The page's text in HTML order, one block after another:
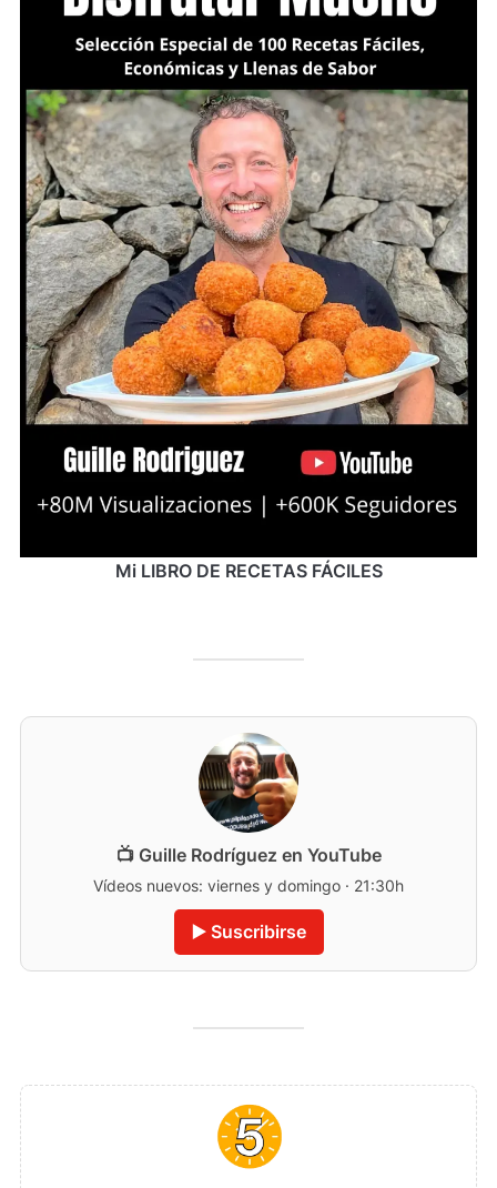
Mi LIBRO DE RECETAS FÁCILES
📺 Guille Rodríguez en YouTube
Vídeos nuevos: viernes y domingo · 21:30h
▶️ Suscribirse